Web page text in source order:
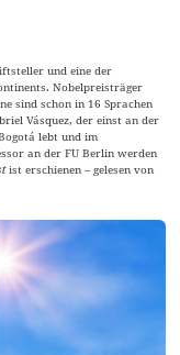
und eine der
Nobelpreisträger
sind schon in 16 Sprachen
Vásquez, der einst an der
lebt und im
an der FU Berlin werden
ist erschienen – gelesen von